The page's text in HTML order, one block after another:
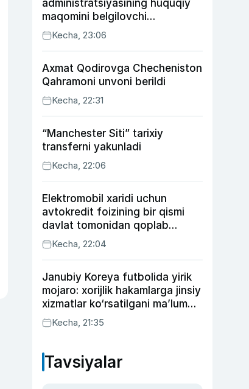
administratsiyasining huquqiy
maqomini belgilovchi
konstitutsiyaviy qonunni
ma’qulladi
Kecha, 23:06
Axmat Qodirovga Checheniston
Qahramoni unvoni berildi
Kecha, 22:31
“Manchester Siti” tarixiy
transferni yakunladi
Kecha, 22:06
Elektromobil xaridi uchun
avtokredit foizining bir qismi
davlat tomonidan qoplab
berilishi mumkin
Kecha, 22:04
Janubiy Koreya futbolida yirik
mojaro: xorijlik hakamlarga jinsiy
xizmatlar ko‘rsatilgani ma’lum
qilindi
Kecha, 21:35
Tavsiyalar